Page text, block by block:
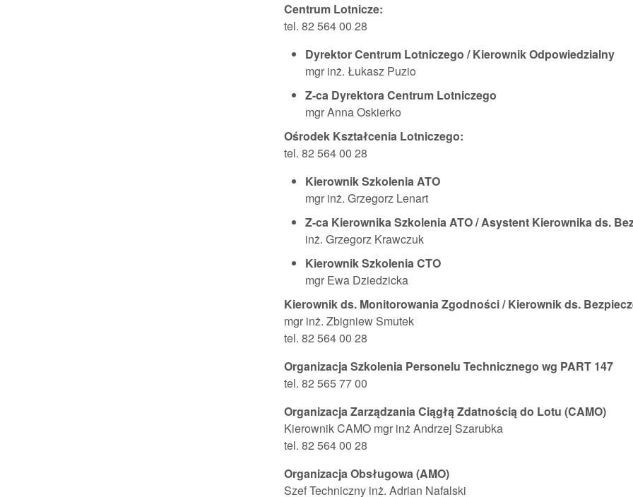
Centrum Lotnicze:
tel. 82 564 00 28
Dyrektor Centrum Lotniczego / Kierownik Odpowiedzialny
mgr inż. Łukasz Puzio
Z-ca Dyrektora Centrum Lotniczego
mgr Anna Oskierko
Ośrodek Kształcenia Lotniczego:
tel. 82 564 00 28
Kierownik Szkolenia ATO
mgr inż. Grzegorz Lenart
Z-ca Kierownika Szkolenia ATO / Asystent Kierownika ds.
inż. Grzegorz Krawczuk
Kierownik Szkolenia CTO
mgr Ewa Dziedzicka
Kierownik ds. Monitorowania Zgodności / Kierownik ds.
mgr inż. Zbigniew Smutek
tel. 82 564 00 28
Organizacja Szkolenia Personelu Technicznego wg PART 147
tel. 82 565 77 00
Organizacja Zarządzania Ciągłą Zdatnością do Lotu (CAMO)
Kierownik CAMO mgr inż Andrzej Szarubka
tel. 82 564 00 28
Organizacja Obsługowa (AMO)
Szef Techniczny inż. Adrian Nafalski